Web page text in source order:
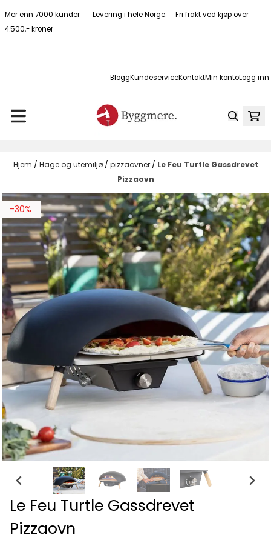
Hopp til innhold
Mer enn 7000 kunder Levering i hele Norge. Fri frakt ved kjøp over
4.500,- kroner
BloggKundeserviceKontaktMin kontoLogg inn
Hjem / Hage og utemiljø / pizzaovner / Le Feu Turtle Gassdrevet
Pizzaovn
-30%
Le Feu Turtle Gassdrevet
Pizzaovn